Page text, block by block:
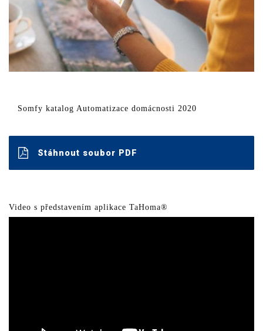
Somfy katalog Automatizace domácnosti 2020
Stáhnout soubor PDF
Video s představením aplikace TaHoma®